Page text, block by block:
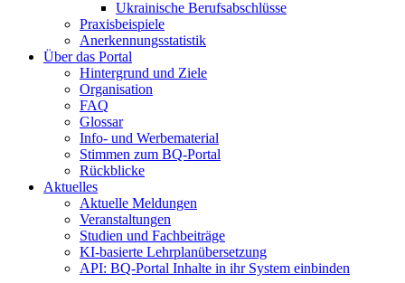
Ukrainische Berufsabschlüsse
Praxisbeispiele
Anerkennungsstatistik
Über das Portal
Hintergrund und Ziele
Organisation
FAQ
Glossar
Info- und Werbematerial
Stimmen zum BQ-Portal
Rückblicke
Aktuelles
Aktuelle Meldungen
Veranstaltungen
Studien und Fachbeiträge
KI-basierte Lehrplanübersetzung
API: BQ-Portal Inhalte in ihr System einbinden